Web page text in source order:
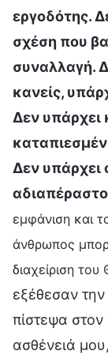
εργοδότης.
σχέση που
συναλλαγή.
κανείς,
Δεν υπάρχει
Δεν υπάρχει
εμφάνιση και
άνθρωπος
διαχείριση του
εξέθεσαν
πίστεψα στον
ασθένειά